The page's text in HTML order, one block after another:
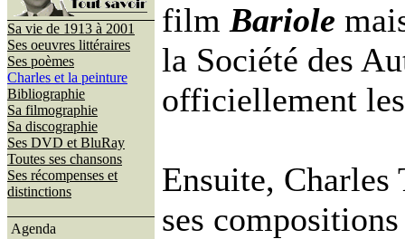
Sa vie de 1913 à 2001
Ses oeuvres littéraires
Ses poèmes
Charles et la peinture
Bibliographie
Sa filmographie
Sa discographie
Ses DVD et BluRay
Toutes ses chansons
Ses récompenses et
distinctions
Agenda
film Bariole
la Société des
officiellement
Ensuite, Charles
ses